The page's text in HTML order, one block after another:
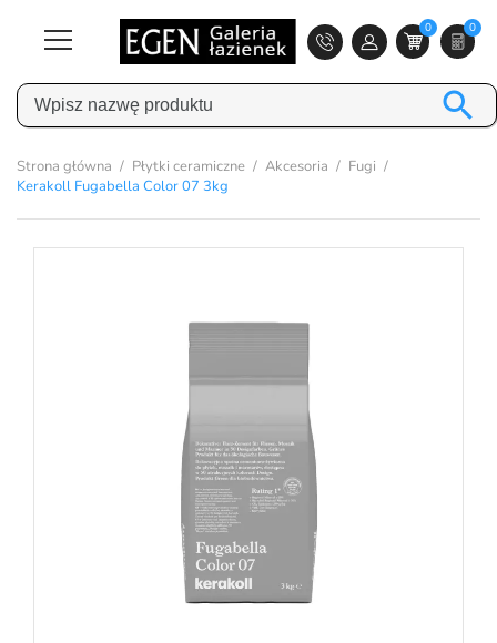
0 0

Strona główna Płytki ceramiczne Akcesoria
Fugi
Kerakoll Fugabella Color 07 3kg